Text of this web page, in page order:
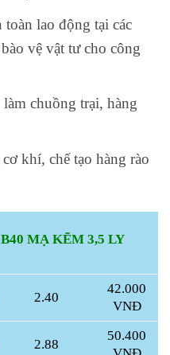
toàn lao động tại các
vệ vật tư cho công
chuồng trại, hàng
khí, chế tạo hàng rào
MẠ KẼM 3,5 LY
2.40
42.000
VNĐ
2.88
50.400